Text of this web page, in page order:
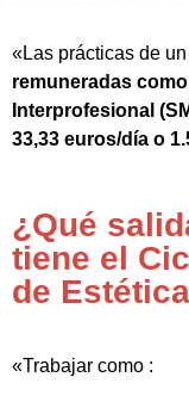
«Las prácticas de
remuneradas
Interprofesional
33,33 euros/día o
¿Qué
tiene el
de
«Trabajar como :